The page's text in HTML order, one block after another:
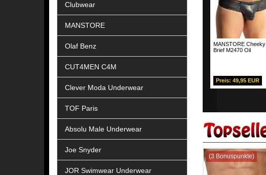
Clubwear
MANSTORE
Olaf Benz
CUT4MEN C4M
Clever Moda Underwear
TOF Paris
Absolu Male Underwear
Joe Snyder
JOR Swimwear Underwear
MANSTORE Cheeky
Brief M2470 Oil
Preis: 49,95 EUR
(3 Bonuspunkte)